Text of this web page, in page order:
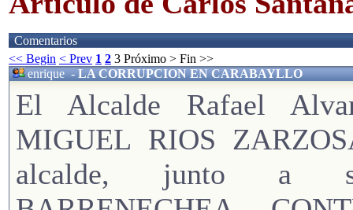
Comentarios
<< Begin < Prev 1 2 3 Próximo > Fin >>
enrique-LA CORRUPCION EN CARABAYLLO
El Alcalde Rafael
MIGUEL RIOS
alcalde, junto a